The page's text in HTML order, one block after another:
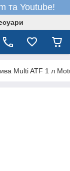
та Youtube!
Multi ATF 1 л